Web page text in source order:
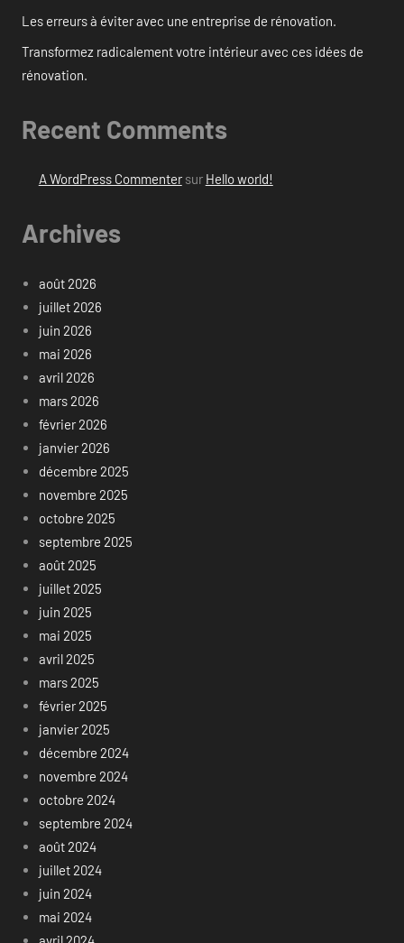
Les erreurs à éviter avec une entreprise de rénovation.
Transformez radicalement votre intérieur avec ces idées de
rénovation.
Recent Comments
A WordPress Commentersur Hello world!
Archives
août 2026
juillet 2026
juin 2026
mai 2026
avril 2026
mars 2026
février 2026
janvier 2026
décembre 2025
novembre 2025
octobre 2025
septembre 2025
août 2025
juillet 2025
juin 2025
mai 2025
avril 2025
mars 2025
février 2025
janvier 2025
décembre 2024
novembre 2024
octobre 2024
septembre 2024
août 2024
juillet 2024
juin 2024
mai 2024